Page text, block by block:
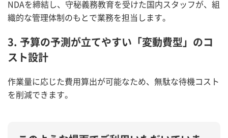
NDAを締結し、守秘義務教育を受けた国内スタッフが、組
織的な管理体制のもとで業務を担当します。
3. 予算の予測が立てやすい「変動費型」のコ
スト設計
作業量に応じた費用算出が可能なため、無駄な待機コスト
を削減できます。